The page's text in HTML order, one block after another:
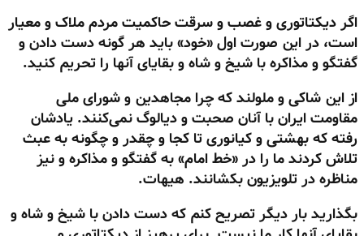
اگر دیکتاتوری و غصب و سرقت حاکمیت مردم ملاک و معیار
است، در این صورت اول «خود» باید هر گونه دست دادن و
گفتگو و مذاکره با شیخ و شاه و بقایای آنها را تحریم کنید.
از این شاکی و ملولند که چرا مجاهدین و شورای ملی
مقاومت ایران با آنان صحبت و دیالوگ نمی‌کنند. یادشان
رفته که بهشتی و کیانوری تا کجا و چقدر و چگونه به عبث
تلاش کردند ما را در «خط امام» به گفتگو و مذاکره و نیز
مناظره در تلویزیون بکشانند. هیهات.
بگذارید بار دیگر تصریح کنم که دست دادن با شیخ و شاه و